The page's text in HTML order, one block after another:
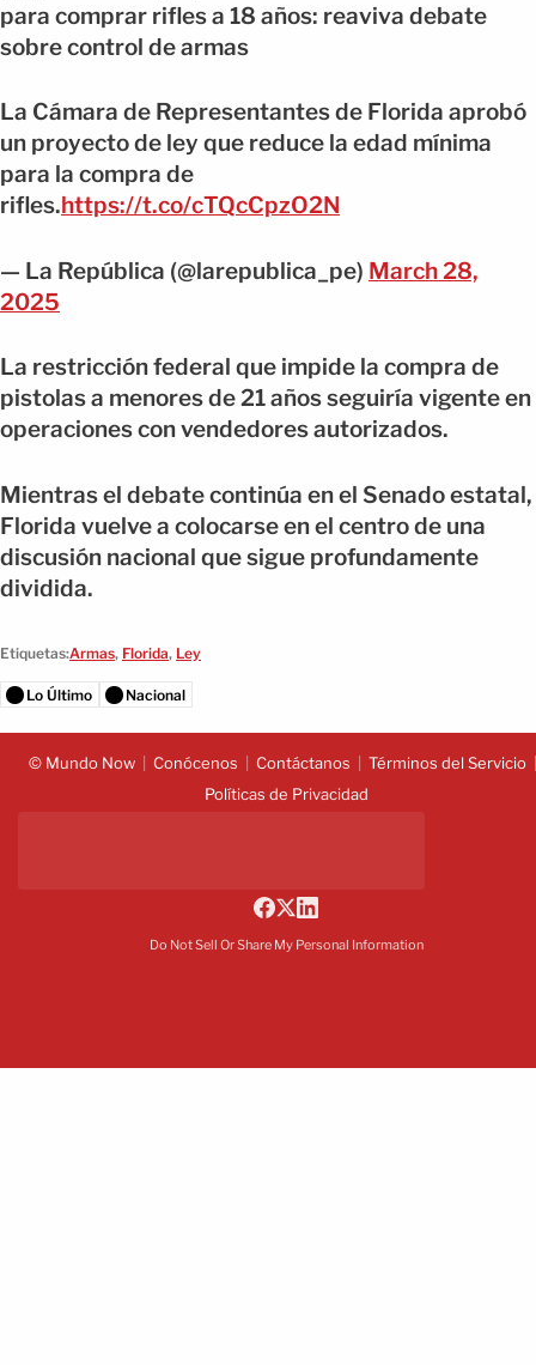
para comprar rifles a 18 años: reaviva debate
sobre control de armas
La Cámara de Representantes de Florida aprobó
un proyecto de ley que reduce la edad mínima
para la compra de
rifles.https://t.co/cTQcCpzO2N
— La República (@larepublica_pe) March 28,
2025
La restricción federal que impide la compra de
pistolas a menores de 21 años seguiría vigente en
operaciones con vendedores autorizados.
Mientras el debate continúa en el Senado estatal,
Florida vuelve a colocarse en el centro de una
discusión nacional que sigue profundamente
dividida.
Etiquetas:Armas, Florida, Ley
Lo Último Nacional
© Mundo Now Conócenos Contáctanos
Términos del Servicio
Políticas de Privacidad
Do Not Sell Or Share My Personal Information